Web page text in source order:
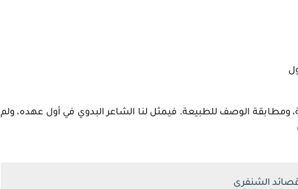
ومطابقة الوصف للطبيعة. فيمثل لنا الشاعر البدوي في أول عهده، ولم
الشنفرى